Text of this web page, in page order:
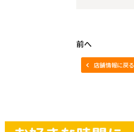
前へ
店舗情報に戻る